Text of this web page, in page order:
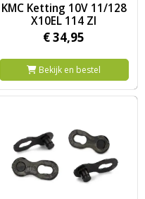
KMC Ketting 10V 11/128
X10EL 114 ZI
€34,95
Bekijk en bestel